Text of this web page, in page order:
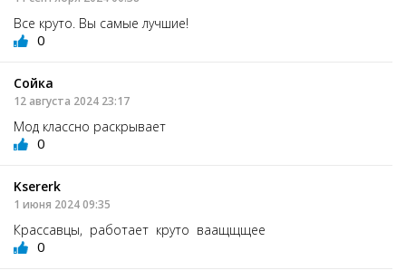
Все круто. Вы самые лучшие!
0
Сойка
12 августа 2024 23:17
Мод классно раскрывает
0
Ksererk
1 июня 2024 09:35
Крассавцы, работает круто ваащщщее
0